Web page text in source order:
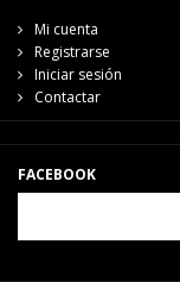
Mi cuenta
Registrarse
Iniciar sesión
Contactar
FACEBOOK